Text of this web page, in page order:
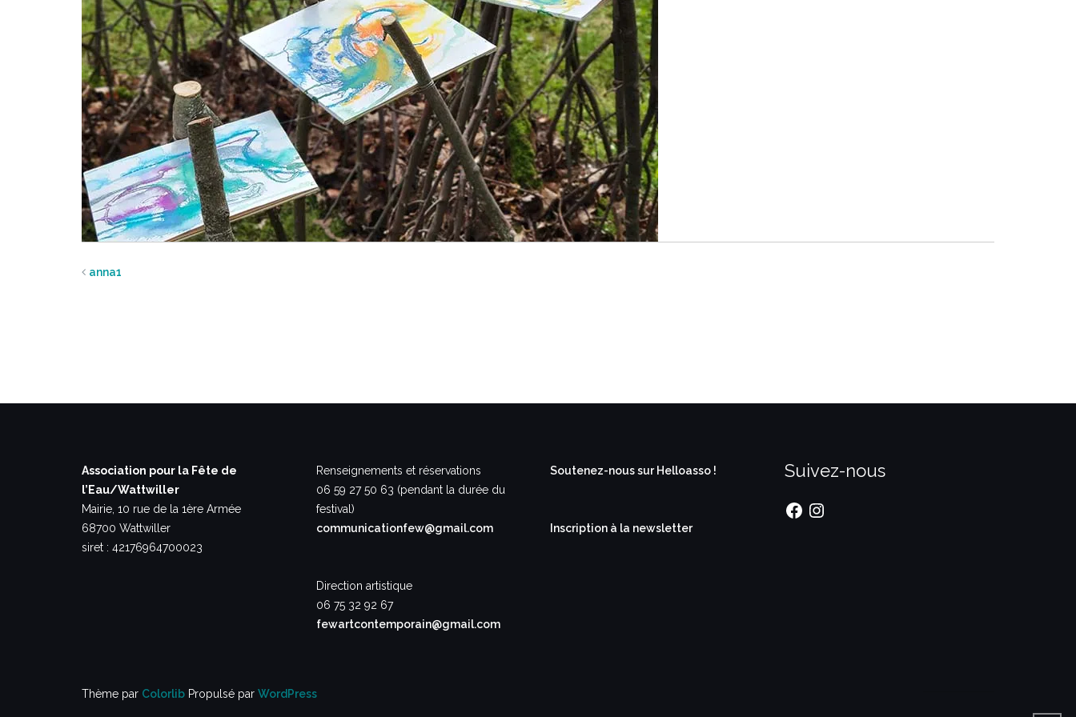
anna1
Association pour la Fête de
l’Eau/Wattwiller
Mairie, 10 rue de la 1ère Armée
68700 Wattwiller
siret : 42176964700023
Renseignements et réservations
06 59 27 50 63 (pendant la durée du
festival)
communicationfew@gmail.com
Direction artistique
06 75 32 92 67
fewartcontemporain@gmail.com
Soutenez-nous sur Helloasso !
Inscription à la newsletter
Suivez-nous
FacebookInstagram
Thème par Colorlib Propulsé par WordPress